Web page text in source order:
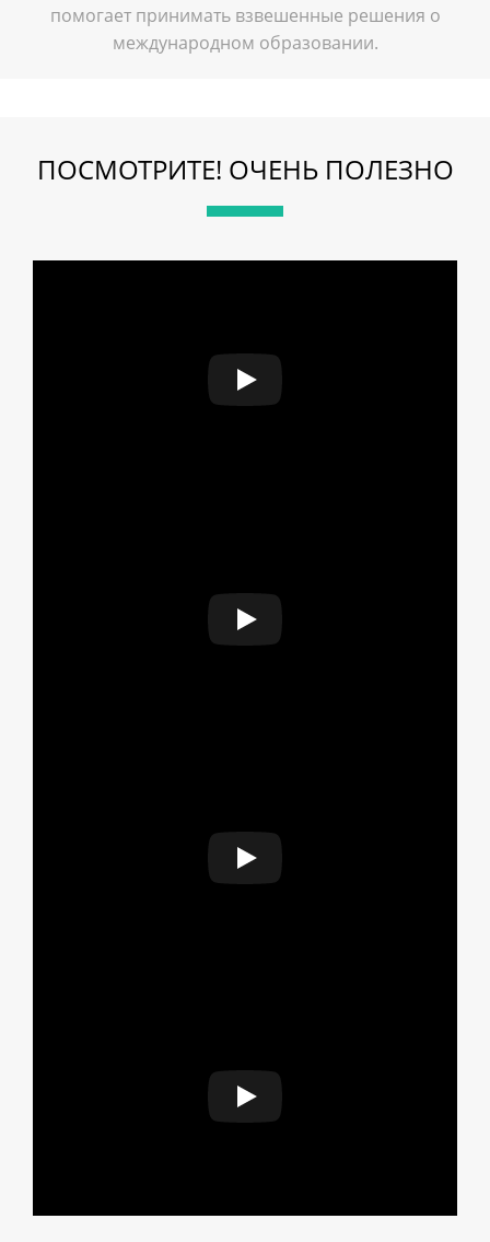
помогает принимать взвешенные решения о
международном образовании.
ПОСМОТРИТЕ! ОЧЕНЬ ПОЛЕЗНО